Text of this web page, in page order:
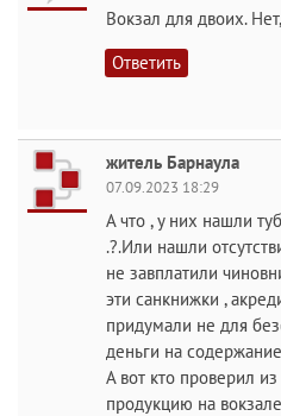
Вокзал для двоих.
Ответить
житель Барнаула
07.09.2023 18:29
А что , у них нашли
.?.Или нашли
не завплатили
эти санкнижки ,
придумали не для
деньги на
А вот кто проверил
продукцию на